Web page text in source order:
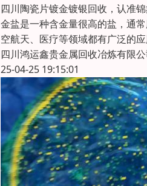
四川陶瓷片镀金镀银回收，认准
金盐是一种含金量很高的盐，通
空航天、医疗等领域都有广泛的
四川鸿运鑫贵金属回收冶炼有限
25-04-25 19:15:01